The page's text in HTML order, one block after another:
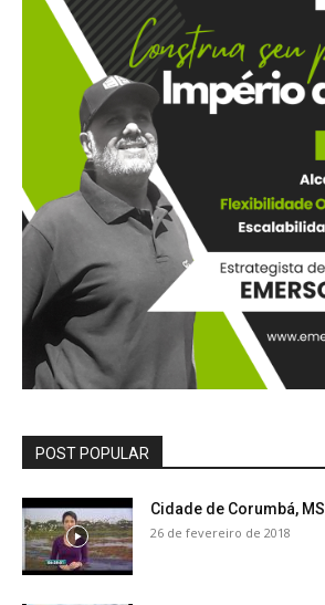
POST POPULAR
Cidade de Corumbá, MS
26 de fevereiro de 2018